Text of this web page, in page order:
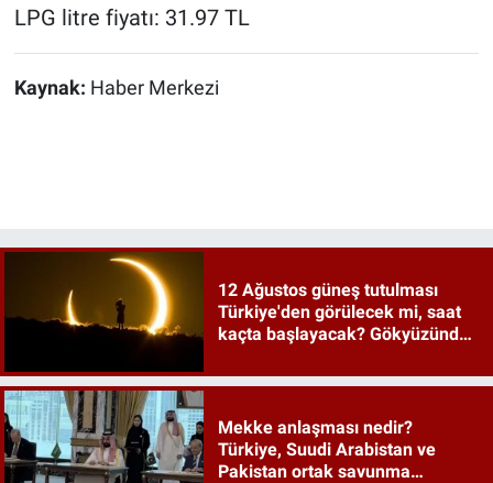
LPG litre fiyatı: 31.97 TL
Kaynak: Haber Merkezi
12 Ağustos güneş tutulması
Türkiye'den görülecek mi, saat
kaçta başlayacak? Gökyüzünde
Mekke anlaşması nedir?
Türkiye, Suudi Arabistan ve
Pakistan ortak savunma